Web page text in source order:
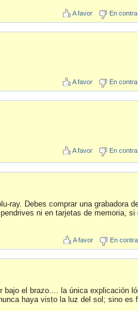
A favor En contra
A favor En contra
A favor En contra
ray. Debes comprar una grabadora
ni en tarjetas de memoria, si
A favor En contra
bajo el brazo.... la única explicación
haya visto la luz del sol; sino es